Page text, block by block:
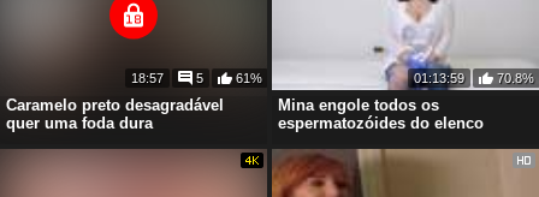
Caramelo preto desagradável
quer uma foda dura
18:57 5 61%
Mina engole todos os
espermatozóides do elenco
01:13:59 70.8%